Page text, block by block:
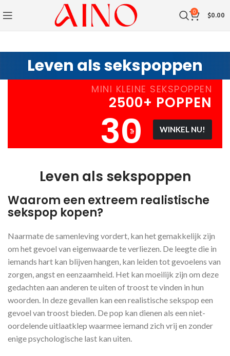
0 $0.00
Leven als sekspoppen
MINI KLEINE SEKSPOPPEN
2500+ POPPEN
30
%
UIT WINKEL NU!
Leven als sekspoppen
Waarom een extreem realistische
sekspop kopen?
Naarmate de samenleving vordert, kan het gemakkelijk zijn
om het gevoel van eigenwaarde te verliezen. De leegte die in
iemands hart kan blijven hangen, kan leiden tot gevoelens van
zorgen, angst en eenzaamheid. Het kan moeilijk zijn om deze
gedachten aan anderen te uiten of troost te vinden in hun
woorden. In deze gevallen kan een realistische sekspop een
gevoel van troost bieden. De pop kan dienen als een niet-
oordelende uitlaatklep waarmee iemand zich vrij en zonder
enige psychologische last kan uiten.